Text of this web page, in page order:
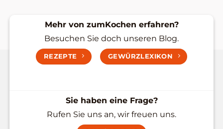
Mehr von zumKochen erfahren?
Besuchen Sie doch unseren Blog.
REZEPTE GEWÜRZLEXIKON
Sie haben eine Frage?
Rufen Sie uns an, wir freuen uns.